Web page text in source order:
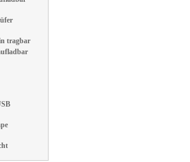
tragbar